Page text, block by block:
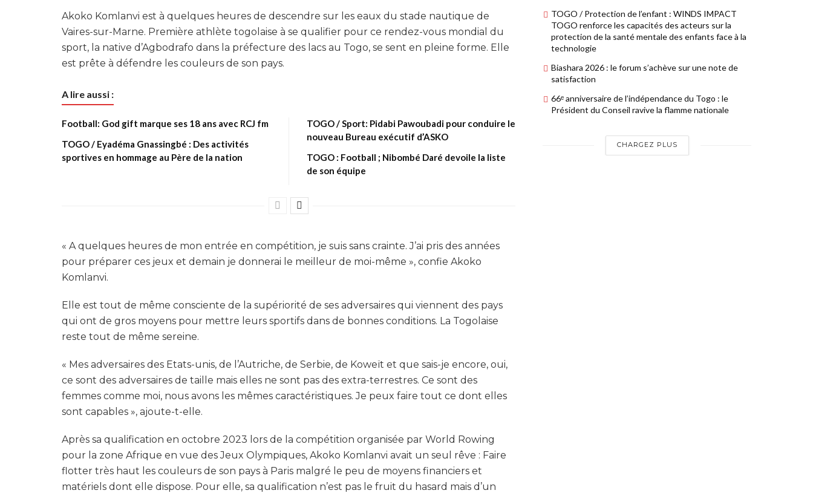
Akoko Komlanvi est à quelques heures de descendre sur les eaux du stade nautique de
Vaires-sur-Marne. Première athlète togolaise à se qualifier pour ce rendez-vous mondial du
sport, la native d’Agbodrafo dans la préfecture des lacs au Togo, se sent en pleine forme. Elle
est prête à défendre les couleurs de son pays.
A lire aussi :
Football: God gift marque ses 18 ans avec RCJ fm
TOGO / Eyadéma Gnassingbé : Des activités
sportives en hommage au Père de la nation
TOGO / Sport: Pidabi Pawoubadi pour conduire le
nouveau Bureau exécutif d’ASKO
TOGO : Football ; Nibombé Daré devoile la liste
de son équipe
« A quelques heures de mon entrée en compétition, je suis sans crainte. J’ai pris des années
pour préparer ces jeux et demain je donnerai le meilleur de moi-même », confie Akoko
Komlanvi.
Elle est tout de même consciente de la supériorité de ses adversaires qui viennent des pays
qui ont de gros moyens pour mettre leurs sportifs dans de bonnes conditions. La Togolaise
reste tout de même sereine.
« Mes adversaires des Etats-unis, de l’Autriche, de Serbie, de Koweït et que sais-je encore, oui,
ce sont des adversaires de taille mais elles ne sont pas des extra-terrestres. Ce sont des
femmes comme moi, nous avons les mêmes caractéristiques. Je peux faire tout ce dont elles
sont capables », ajoute-t-elle.
Après sa qualification en octobre 2023 lors de la compétition organisée par World Rowing
pour la zone Afrique en vue des Jeux Olympiques, Akoko Komlanvi avait un seul rêve : Faire
flotter très haut les couleurs de son pays à Paris malgré le peu de moyens financiers et
matériels dont elle dispose. Pour elle, sa qualification n’est pas le fruit du hasard mais d’un
TOGO / Protection de l’enfant : WINDS IMPACT
TOGO renforce les capacités des acteurs sur la
protection de la santé mentale des enfants face à la
technologie
Biashara 2026 : le forum s’achève sur une note de
satisfaction
66ᵉ anniversaire de l’indépendance du Togo : le
Président du Conseil ravive la flamme nationale
CHARGEZ PLUS